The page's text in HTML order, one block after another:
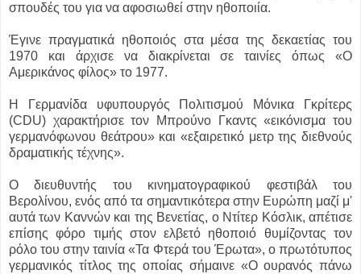
σπουδές του για να αφοσιωθεί στην ηθοποιία.
Έγινε πραγματικά ηθοποιός στα μέσα της δεκαετίας του
1970 και άρχισε να διακρίνεται σε ταινίες όπως «Ο
Αμερικάνος φίλος» το 1977.
Η Γερμανίδα υφυπουργός Πολιτισμού Μόνικα Γκρίτερς
(CDU) χαρακτήρισε τον Μπρούνο Γκαντς «εικόνισμα του
γερμανόφωνου θεάτρου» και «εξαιρετικό μετρ της διεθνούς
δραματικής τέχνης».
Ο διευθυντής του κινηματογραφικού φεστιβάλ του
Βερολίνου, ενός από τα σημαντικότερα στην Ευρώπη μαζί μ'
αυτά των Καννών και της Βενετίας, ο Ντίτερ Κόσλικ, απέτισε
επίσης φόρο τιμής στον ελβετό ηθοποιό θυμίζοντας τον
ρόλο του στην ταινία «Τα Φτερά του Έρωτα», ο πρωτότυπος
γερμανικός τίτλος της οποίας σήμαινε «Ο ουρανός πάνω